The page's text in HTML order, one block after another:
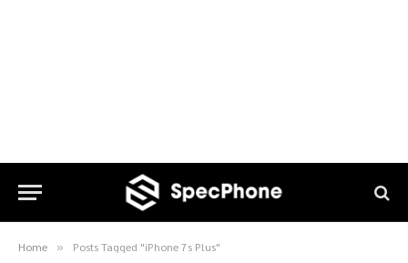
Home » Posts Tagged "iPhone 7s Plus"